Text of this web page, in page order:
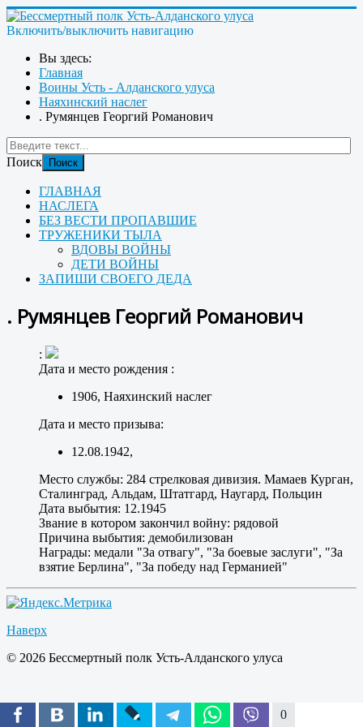
Включить/выключить навигацию
Вы здесь:
Главная
Воины Усть - Алданского улуса
Наяхинский наслег
. Румянцев Георгий Романович
Поиск Поиск
ГЛАВНАЯ
НАСЛЕГА
БЕЗ ВЕСТИ ПРОПАВШИЕ
ТРУЖЕНИКИ ТЫЛА
ВДОВЫ ВОЙНЫ
ДЕТИ ВОЙНЫ
ЗАПИШИ СВОЕГО ДЕДА
. Румянцев Георгий Романович
:
Дата и место рождения :
1906, Наяхинский наслег
Дата и место призыва:
12.08.1942,
Место службы: 284 стрелковая дивизия. Мамаев Курган,
Сталинград, Альдам, Штатгард, Наугард, Польцин
Дата выбытия: 12.1945
Звание в котором закончил войну: рядовой
Причина выбытия: демобилизован
Награды: медали "За отвагу", "За боевые заслуги", "За
взятие Берлина", "За победу над Германией"
0
Наверх
© 2026 Бессмертный полк Усть-Алданского улуса